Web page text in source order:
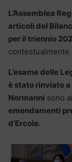
L’Assemblea
articoli del
per il triennio
contestualmente
L’esame delle
è stato rinviato
Normanni sono
emendamenti
d’Ercole.